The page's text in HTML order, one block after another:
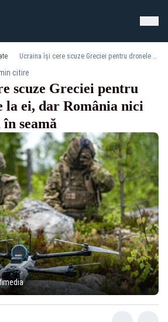
Ucraina își cere scuze Greciei pentru dronele ajunse la ei, dar România nici nu este băgată în seamă
citire
scuze Greciei pentru
la ei, dar România nici
în seamă